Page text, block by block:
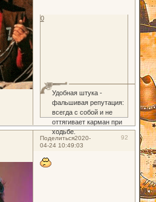
Удобная штука -
фальшивая репутация:
всегда с собой и не
оттягивает карман при
ходьбе.
0
Поделиться 92
2020-
04-24 10:49:03